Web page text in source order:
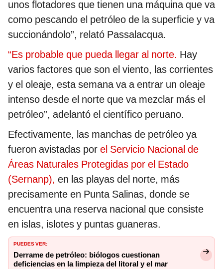
unos flotadores que tienen una máquina que va
como pescando el petróleo de la superficie y va
succionándolo”, relató Passalacqua.
“Es probable que pueda llegar al norte. Hay
varios factores que son el viento, las corrientes
y el oleaje, esta semana va a entrar un oleaje
intenso desde el norte que va mezclar más el
petróleo”, adelantó el científico peruano.
Efectivamente, las manchas de petróleo ya
fueron avistadas por el Servicio Nacional de
Áreas Naturales Protegidas por el Estado
(Sernanp), en las playas del norte, más
precisamente en Punta Salinas, donde se
encuentra una reserva nacional que consiste
en islas, islotes y puntas guaneras.
PUEDES VER:
Derrame de petróleo: biólogos cuestionan
deficiencias en la limpieza del litoral y el mar